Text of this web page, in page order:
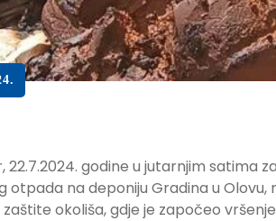
22.7.2024. godine u jutarnjim satima
otpada na deponiju Gradina u
okoliša, gdje je započeo